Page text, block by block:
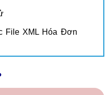
File XML Hóa Đơn